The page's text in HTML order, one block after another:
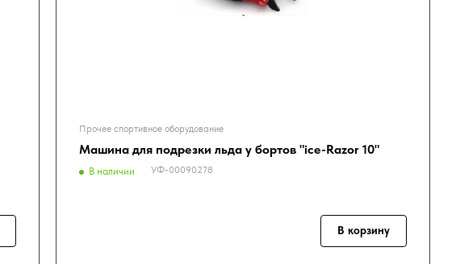
Прочее спортивное оборудование
Машина для подрезки льда у бортов "ice-Razor 10"
В наличии УФ-00090278
В корзину